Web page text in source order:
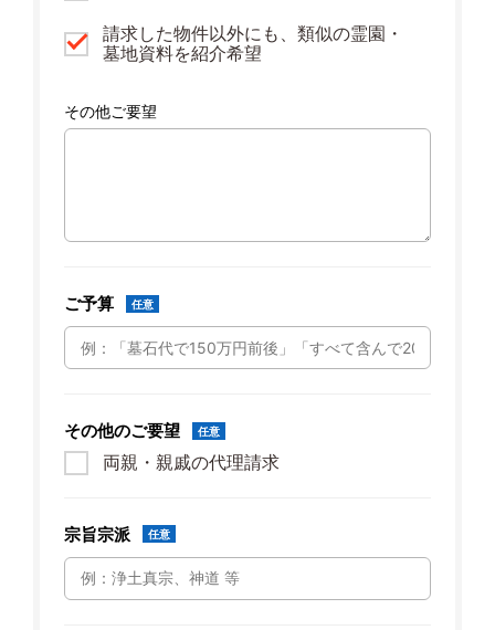
請求した物件以外にも、類似の霊園・
墓地資料を紹介希望
その他ご要望
ご予算 任意
その他のご要望 任意
両親・親戚の代理請求
宗旨宗派 任意